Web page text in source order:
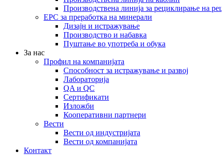
Производствена линија за рециклирање на
EPC за преработка на минерали
Дизајн и истражување
Производство и набавка
Пуштање во употреба и обука
За нас
Профил на компанијата
Способност за истражување и развој
Лабораторија
QA и QC
Сертификати
Изложби
Кооперативни партнери
Вести
Вести од индустријата
Вести од компанијата
Контакт